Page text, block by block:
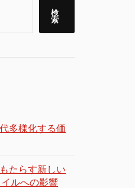
検
索
多様化する価
たらす新しい
ルへの影響